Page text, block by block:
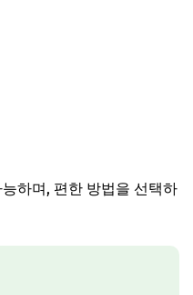
하며, 편한 방법을 선택하